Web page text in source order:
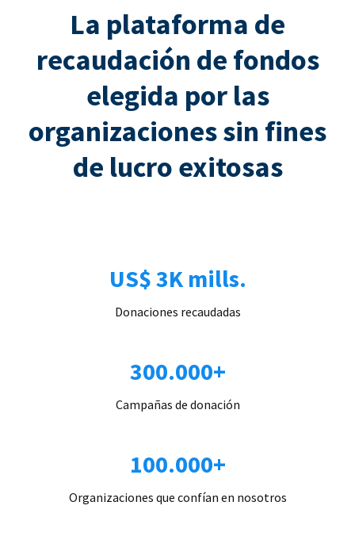
La plataforma de
recaudación de fondos
elegida por las
organizaciones sin fines
de lucro exitosas
US$ 3K mills.
Donaciones recaudadas
300.000+
Campañas de donación
100.000+
Organizaciones que confían en nosotros